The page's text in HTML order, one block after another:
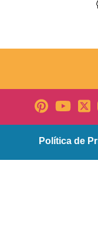
Política de